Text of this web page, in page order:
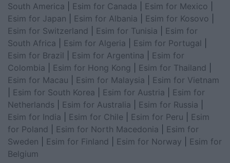
South America
Esim for Canada Esim for Mexico
Esim for Japan
Esim for Albania Esim for Kosovo
Esim for Switzerland
Esim for Tunisia
Esim for
South Africa
Esim for Algeria Esim for Portugal
Esim for Brazil
Esim for Argentina
Esim for
Colombia
Esim for Hong Kong Esim for Thailand
Esim for Macau
Esim for Malaysia
Esim for Vietnam
Esim for South Korea Esim for Austria
Esim for
Netherlands
Esim for Australia Esim for Russia
Esim for India
Esim for Chile Esim for Peru
Esim
for Poland
Esim for North Macedonia
Esim for
Sweden
Esim for Finland Esim for Norway
Esim for
Belgium